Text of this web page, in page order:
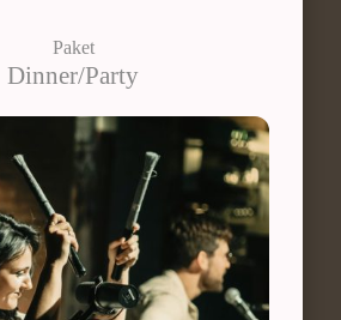
Paket
Dinner/Party